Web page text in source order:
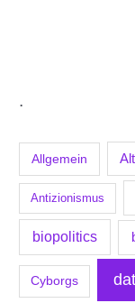
.
Allgemein
Antizionismus
biopolitics
Cyborgs